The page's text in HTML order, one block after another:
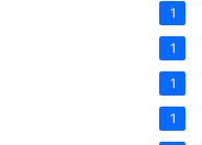
1
1
1
1